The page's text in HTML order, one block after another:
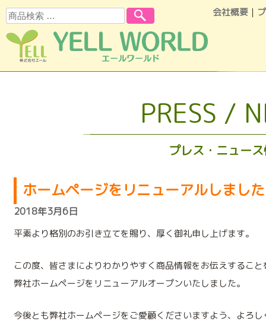
会社概要 ｜
検索
PRESS /
プレス・ニュー
ホームページをリニューアルしまし
2018年3月6日
平素より格別のお引き立てを賜り、厚く御礼申し上げます。
この度、皆さまによりわかりやすく商品情報をお伝えするこ
弊社ホームページをリニューアルオープンいたしました。
今後とも弊社ホームページをご愛顧くださいますよう、よろ